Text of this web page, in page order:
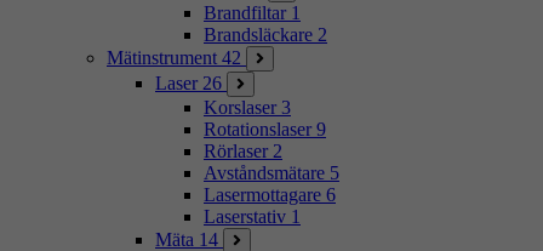
Brandfiltar 1
Brandsläckare 2
Mätinstrument 42
Laser 26
Korslaser 3
Rotationslaser 9
Rörlaser 2
Avståndsmätare 5
Lasermottagare 6
Laserstativ 1
Mäta 14